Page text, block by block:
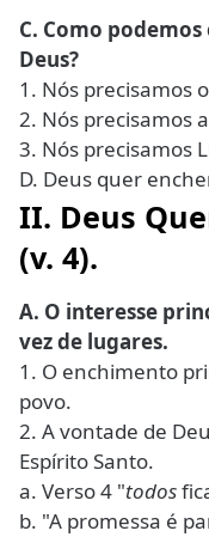
C. Como
Deus?
1. Nós precisamos
2. Nós precisamos
3. Nós precisamos
D. Deus quer
II. Deus
(v. 4).
A. O interesse
vez de lugares.
1. O enchimento
povo.
2. A vontade de
Espírito Santo.
a. Verso 4 "todos
b. "A promessa é